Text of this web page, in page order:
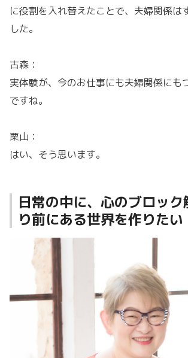
に役割を入れ替えたことで、夫婦関係は
した。
古森：
実体験が、今のお仕事にも夫婦関係にも
ですね。
栗山：
はい、そう思います。
日常の中に、心のブロック
り前にある世界を作りたい